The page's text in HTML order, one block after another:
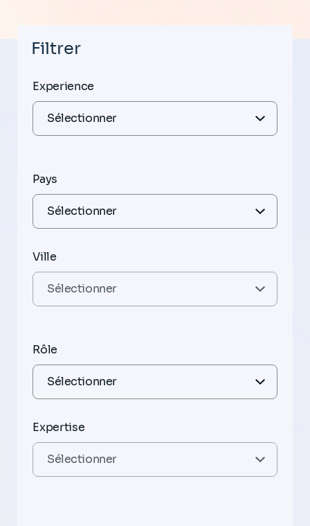
Filtrer
Experience
Pays
Ville
Rôle
Expertise